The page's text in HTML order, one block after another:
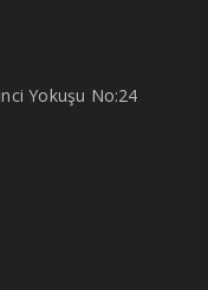
Yokuşu No:24